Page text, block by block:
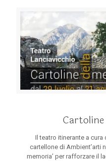
Il teatro itinerante a
cartellone di Ambient’arti
memoria’ per rafforzare il